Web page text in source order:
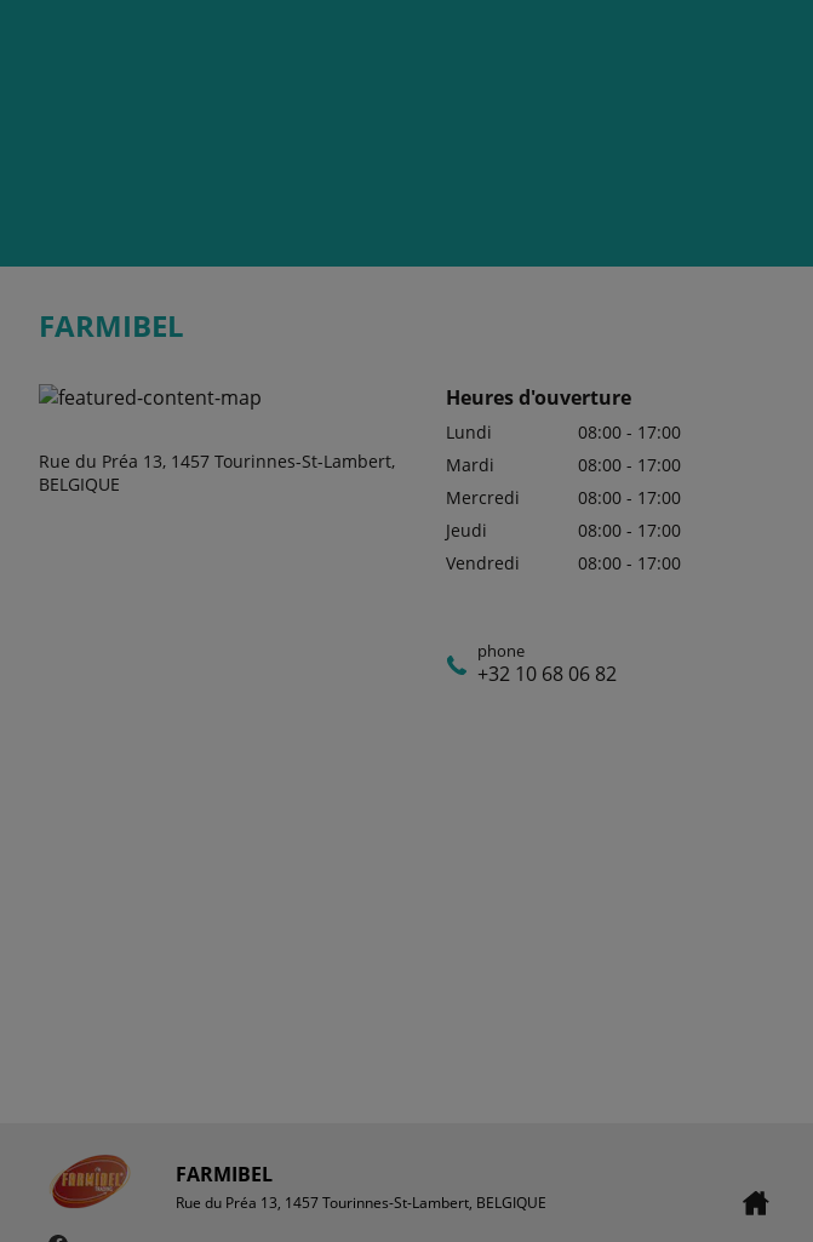
FARMIBEL
Rue du Préa 13, 1457 Tourinnes-St-Lambert,
BELGIQUE
Heures d'ouverture
Lundi
08:00 - 17:00
Mardi
08:00 - 17:00
Mercredi
08:00 - 17:00
Jeudi
08:00 - 17:00
Vendredi
08:00 - 17:00
phone
+32 10 68 06 82
FARMIBEL
Rue du Préa 13, 1457 Tourinnes-St-Lambert, BELGIQUE